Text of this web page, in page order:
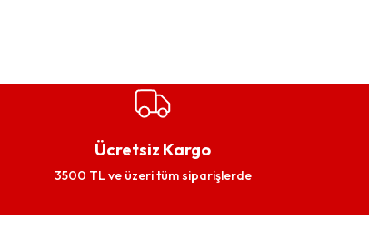
Ücretsiz Kargo
3500 TL ve üzeri tüm siparişlerde